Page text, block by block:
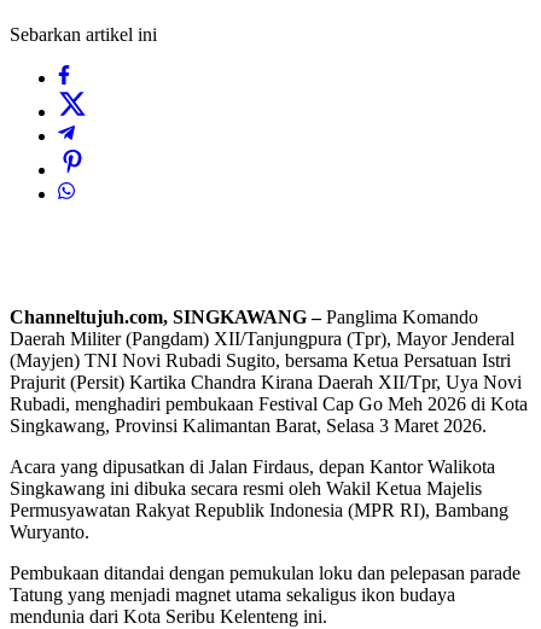
Sebarkan artikel ini
Channeltujuh.com, SINGKAWANG –Panglima Komando
Daerah Militer (Pangdam) XII/Tanjungpura (Tpr), Mayor Jenderal
(Mayjen) TNI Novi Rubadi Sugito, bersama Ketua Persatuan Istri
Prajurit (Persit) Kartika Chandra Kirana Daerah XII/Tpr, Uya Novi
Rubadi, menghadiri pembukaan Festival Cap Go Meh 2026 di Kota
Singkawang, Provinsi Kalimantan Barat, Selasa 3 Maret 2026.
Acara yang dipusatkan di Jalan Firdaus, depan Kantor Walikota
Singkawang ini dibuka secara resmi oleh Wakil Ketua Majelis
Permusyawatan Rakyat Republik Indonesia (MPR RI), Bambang
Wuryanto.
Pembukaan ditandai dengan pemukulan loku dan pelepasan parade
Tatung yang menjadi magnet utama sekaligus ikon budaya
mendunia dari Kota Seribu Kelenteng ini.